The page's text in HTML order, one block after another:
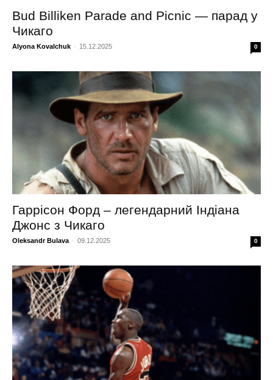
Bud Billiken Parade and Picnic — парад у
Чикаго
Alyona Kovalchuk - 15.12.2025 0
Гаррісон Форд – легендарний Індіана
Джонс з Чикаго
Oleksandr Bulava - 09.12.2025 0